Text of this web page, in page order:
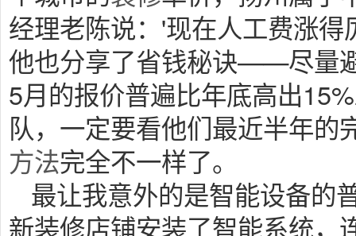
经理老陈说：'现在人工费涨
他也分享了省钱秘诀——尽量
5月的报价普遍比年底高出
队，一定要看他们最近半年的
方法完全不一样了。
最让我意外的是智能设备的
新装修店铺安装了智能系统，